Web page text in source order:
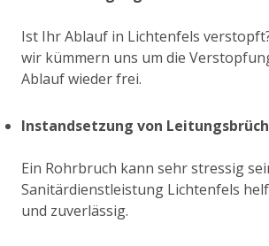
Ist Ihr Ablauf in Lichtenfels
wir kümmern uns um die
Ablauf wieder frei.
Instandsetzung von
Ein Rohrbruch kann sehr stressig
Sanitärdienstleistung Lichtenfels
und zuverlässig.